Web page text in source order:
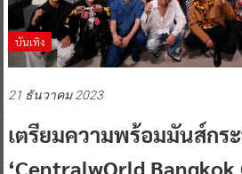
บันเทิง
21 ธันวาคม 2023
เตรียมความพร้อมมันส์กร
‘centralwOrld Bangkok